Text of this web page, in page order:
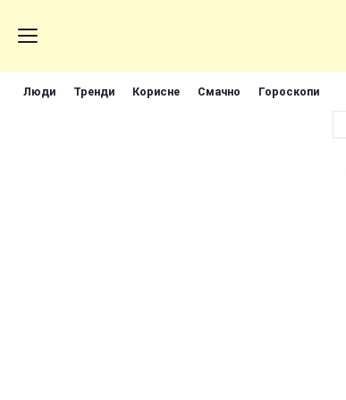
Люди Тренди Корисне Смачно Гороскопи